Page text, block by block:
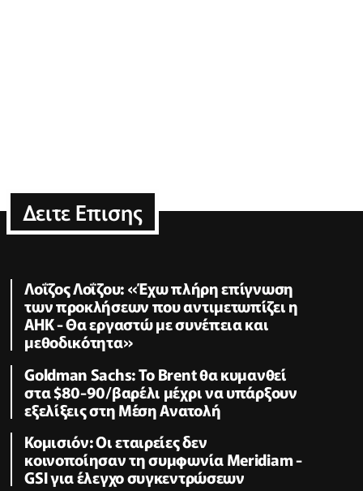
Δειτε Επισης
Λοΐζος Λοΐζου: «Έχω πλήρη επίγνωση
των προκλήσεων που αντιμετωπίζει η
ΑΗΚ - Θα εργαστώ με συνέπεια και
μεθοδικότητα»
Goldman Sachs: Το Brent θα κυμανθεί
στα $80-90/βαρέλι μέχρι να υπάρξουν
εξελίξεις στη Μέση Ανατολή
Κομισιόν: Οι εταιρείες δεν
κοινοποίησαν τη συμφωνία Meridiam -
GSI για έλεγχο συγκεντρώσεων